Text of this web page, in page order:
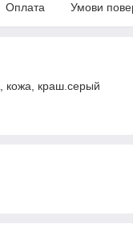
Оплата Умови
кожа, краш.серый